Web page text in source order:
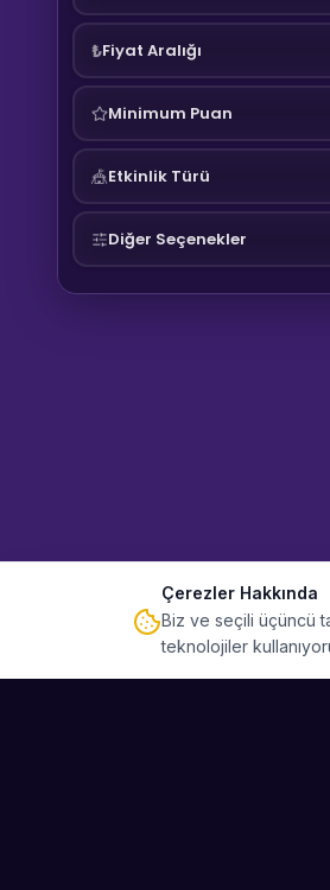
₺Fiyat Aralığı
Minimum Puan
🎪Etkinlik Türü
Diğer Seçenekler
Çerezler Hakkında
Biz ve seçili üçüncü
teknolojiler